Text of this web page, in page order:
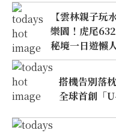
【雲林親子
樂園！虎尾
秘境一日遊懶
搭機告別落
全球首創「